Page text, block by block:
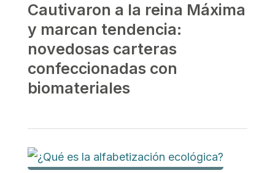
Cautivaron a la reina Máxima
y marcan tendencia:
novedosas carteras
confeccionadas con
biomateriales